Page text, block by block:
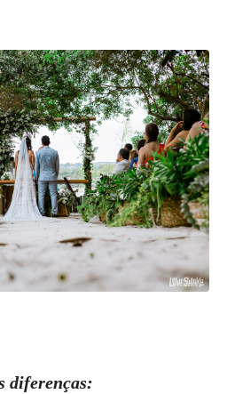
diferenças: